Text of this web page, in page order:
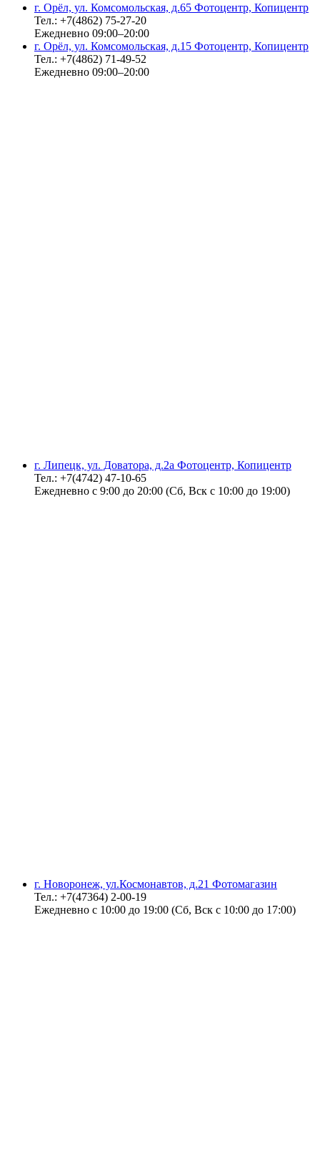
г. Орёл, ул. Комсомольская, д.65 Фотоцентр, Копицентр
Тел.: +7(4862) 75-27-20
Ежедневно 09:00–20:00
г. Орёл, ул. Комсомольская, д.15 Фотоцентр, Копицентр
Тел.: +7(4862) 71-49-52
Ежедневно 09:00–20:00
г. Липецк, ул. Доватора, д.2а Фотоцентр, Копицентр
Тел.: +7(4742) 47-10-65
Ежедневно с 9:00 до 20:00 (Сб, Вск с 10:00 до 19:00)
г. Новоронеж, ул.Космонавтов, д.21 Фотомагазин
Тел.: +7(47364) 2-00-19
Ежедневно с 10:00 до 19:00 (Сб, Вск с 10:00 до 17:00)